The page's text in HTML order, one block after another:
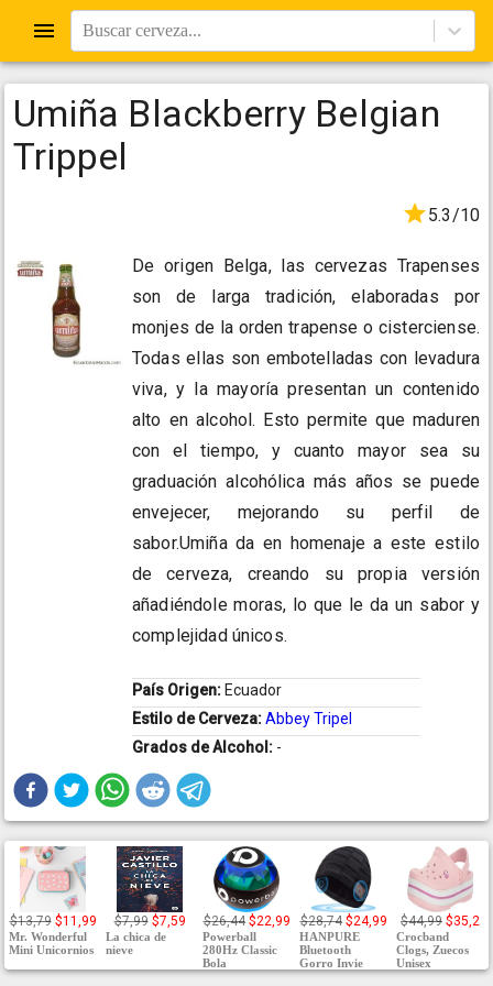
Buscar cerveza...
Umiña Blackberry Belgian
Trippel
5.3/10
De origen Belga, las cervezas Trapenses
son de larga tradición, elaboradas por
monjes de la orden trapense o cisterciense.
Todas ellas son embotelladas con levadura
viva, y la mayoría presentan un contenido
alto en alcohol. Esto permite que maduren
con el tiempo, y cuanto mayor sea su
graduación alcohólica más años se puede
envejecer, mejorando su perfil de
sabor.Umiña da en homenaje a este estilo
de cerveza, creando su propia versión
añadiéndole moras, lo que le da un sabor y
complejidad únicos.
País Origen: Ecuador
Estilo de Cerveza:Abbey Tripel
Grados de Alcohol: -
$13,79 $11,99
Mr. Wonderful
Mini Unicornios
$7,99 $7,59
La chica de
nieve
$26,44 $22,99
Powerball
280Hz Classic
Bola
$28,74 $24,99
HANPURE
Bluetooth
Gorro Invie
$44,99 $35,2
Crocband
Clogs, Zuecos
Unisex